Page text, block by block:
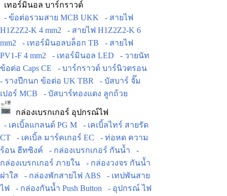
เทอร์มินอล บาร์กราวด์
- ข้อต่อรวมสาย MCB UKK
- สายไฟ
H1Z2Z2-K 4 mm2
- สายไฟ H1Z2Z2-K 6
mm2
- เทอร์มินอลบล็อก TB
- สายไฟ
PV1-F 4 mm2
- เทอร์มินอล LED
- วายนัท
ข้อต่อ Caps CE
- บาร์กราวด์ บาร์นิวตรอน
- รางปีกนก ข้อต่อ UK TBR
- บัสบาร์ จั๊ม
เปอร์ MCB
- บัสบาร์ทองแดง ลูกถ้วย
กล่องเบรกเกอร์ อุปกรณ์ไฟ
- เคเบิ้ลแกลนด์ PG M
- เคเบิ้ลไทร์ สายรัด
CT
- เคเบิ้ล มาร์คเกอร์ EC
- ท่อหด ความ
ร้อน ฮีทซิงค์
- กล่องเบรกเกอร์ กันน้ำ
-
กล่องเบรกเกอร์ ภายใน
- กล่องวงจร กันน้ำ
ฝาใส
- กล่องพักสายไฟ ABS
- เทปพันสาย
ไฟ
- กล่องกันน้ำ Push Button
- อุปกรณ์ ไฟ